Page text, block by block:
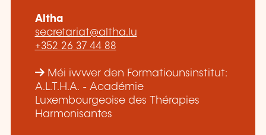
Altha
secretariat@altha.lu
+352 26 37 44 88
Méi iwwer den Formatiounsinstitut:
A.L.T.H.A. - Académie
Luxembourgeoise des Thérapies
Harmonisantes